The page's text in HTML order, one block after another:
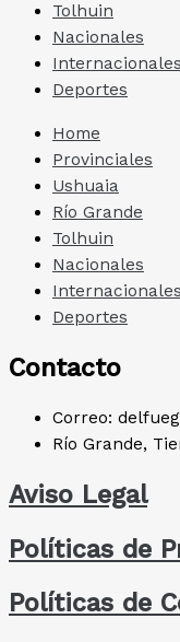
Tolhuin
Nacionales
Internacionales
Deportes
Home
Provinciales
Ushuaia
Río Grande
Tolhuin
Nacionales
Internacionales
Deportes
Contacto
Correo:
Río Grande,
Aviso Legal
Políticas de
Políticas de